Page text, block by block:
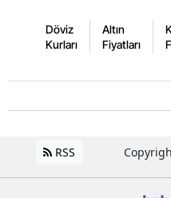
Döviz
Kurları
Altın
Fiyatları
RSS